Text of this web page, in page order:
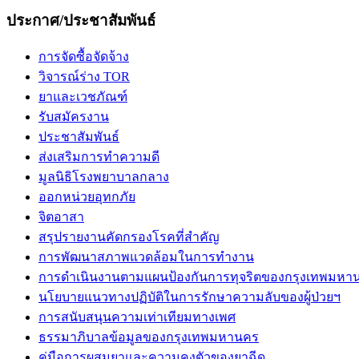
ประกาศ/ประชาสัมพันธ์
การจัดซื้อจัดจ้าง
วิจารณ์ร่าง TOR
ยาและเวชภัณฑ์
รับสมัครงาน
ประชาสัมพันธ์
ส่งเสริมการทำความดี
มูลนิธิโรงพยาบาลกลาง
ออกหน่วยอุทกภัย
จิตอาสา
สรุปรายงานคัดกรองโรคที่สำคัญ
การพัฒนาสภาพแวดล้อมในการทำงาน
การดำเนินงานตามแผนป้องกันการทุจริตของกรุงเทพมหา
นโยบายแนวทางปฏิบัติในการรักษาความลับของผู้ป่วยฯ
การสนับสนุนความเท่าเทียมทางเพศ
ธรรมาภิบาลข้อมูลของกรุงเทพมหานคร